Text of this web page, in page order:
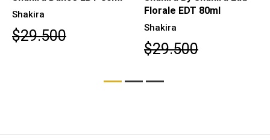
Shakira
$29.500
Florale EDT 80ml
Shakira
$29.500